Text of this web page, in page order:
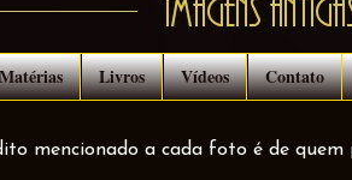
Matérias Livros Vídeos Contato
mencionado a cada foto é de quem